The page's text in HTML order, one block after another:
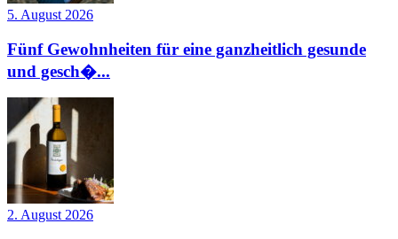
5. August 2026
Fünf Gewohnheiten für eine ganzheitlich gesunde
und gesch�...
2. August 2026